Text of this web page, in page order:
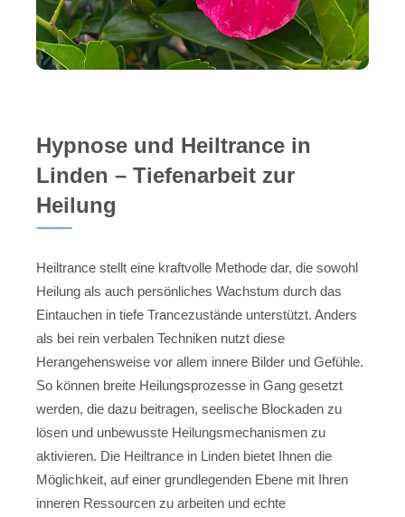
Hypnose und Heiltrance in
Linden – Tiefenarbeit zur
Heilung
Heiltrance stellt eine kraftvolle Methode dar, die sowohl
Heilung als auch persönliches Wachstum durch das
Eintauchen in tiefe Trancezustände unterstützt. Anders
als bei rein verbalen Techniken nutzt diese
Herangehensweise vor allem innere Bilder und Gefühle.
So können breite Heilungsprozesse in Gang gesetzt
werden, die dazu beitragen, seelische Blockaden zu
lösen und unbewusste Heilungsmechanismen zu
aktivieren. Die Heiltrance in Linden bietet Ihnen die
Möglichkeit, auf einer grundlegenden Ebene mit Ihren
inneren Ressourcen zu arbeiten und echte